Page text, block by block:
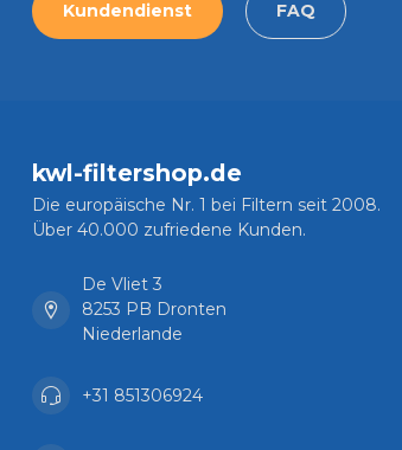
Kundendienst FAQ
kwl-filtershop.de
Die europäische Nr. 1 bei Filtern seit 2008.
Über 40.000 zufriedene Kunden.
De Vliet 3
8253 PB Dronten
Niederlande
+31 851306924